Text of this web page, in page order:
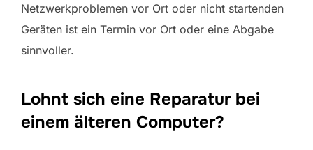
Netzwerkproblemen vor Ort oder nicht startenden
Geräten ist ein Termin vor Ort oder eine Abgabe
sinnvoller.
Lohnt sich eine Reparatur bei
einem älteren Computer?